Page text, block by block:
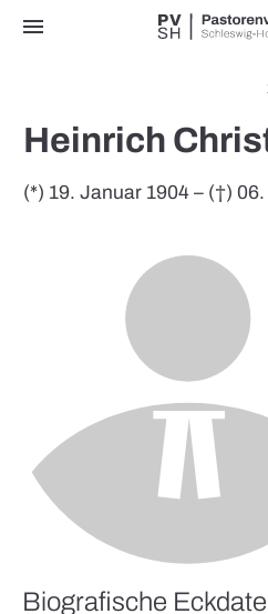
menu
Heinrich
(*) 19. Januar 1904 – (†)
Biografische